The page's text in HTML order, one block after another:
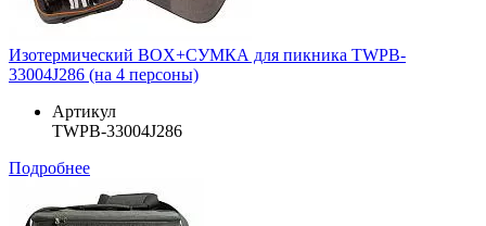
Изотермический BOX+СУМКА для пикника TWPB-
33004J286 (на 4 персоны)
Артикул
TWPB-33004J286
Подробнее